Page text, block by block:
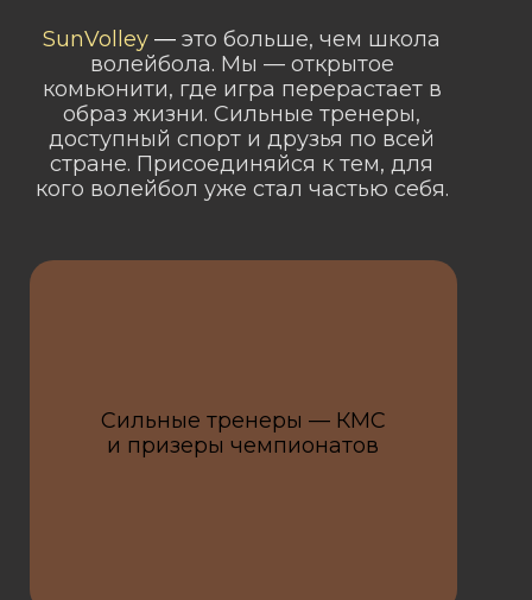
Сильные тренеры — КМС
и призеры чемпионатов
SunVolley — это больше, чем школа
волейбола. Мы — открытое
комьюнити, где игра перерастает в
образ жизни. Сильные тренеры,
доступный спорт и друзья по всей
стране. Присоединяйся к тем, для
кого волейбол уже стал частью себя.